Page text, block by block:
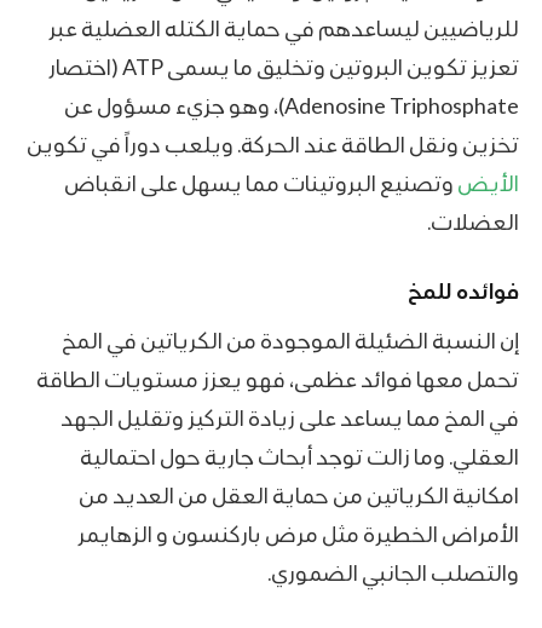
للرياضيين ليساعدهم في حماية الكتله العضلية عبر
تعزيز تكوين البروتين وتخليق ما يسمى ATP (اختصار
Adenosine Triphosphate)، وهو جزيء مسؤول عن
تخزين ونقل الطاقة عند الحركة. ويلعب دوراً في تكوين
الأيض وتصنيع البروتينات مما يسهل على انقباض
العضلات.
فوائده للمخ
إن النسبة الضئيلة الموجودة من الكرياتين في المخ
تحمل معها فوائد عظمى، فهو يعزز مستويات الطاقة
في المخ مما يساعد على زيادة التركيز وتقليل الجهد
العقلي. وما زالت توجد أبحاث جارية حول احتمالية
امكانية الكرياتين من حماية العقل من العديد من
الأمراض الخطيرة مثل مرض باركنسون و الزهايمر
والتصلب الجانبي الضموري.